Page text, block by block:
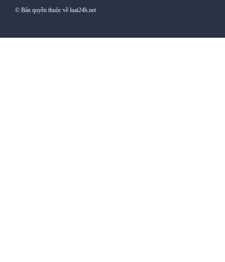
© Bản quyền thuộc về luat24h.net